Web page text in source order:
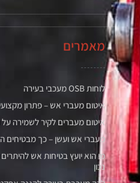
מאמרים
לוחות OSB מעכבי בעירה
איטום מעברי אש – פתרון
איטום מעברים לקיר לשמירה על
מעברי אש ועשן – כך מבטיחים
מי הוא יועץ בטיחות אש להיתרים
נכון